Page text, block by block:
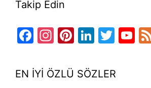
Takip Edin
Facebook
Instagram
Pinterest
EN İYİ ÖZLÜ SÖZLER